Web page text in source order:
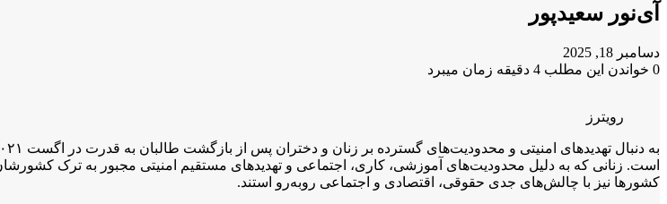
آی‌نور سعیدپور
دسامبر 18, 2025
0 خواندن این مطلب 4 دقیقه زمان میبرد
رویترز
است. زنانی که به دلیل محدودیت‌های آموزشی، کاری، اجتماعی و تهدیدهای مستقیم امنیتی مجبور به ترک
کشورها نیز با چالش‌های جدی حقوقی، اقتصادی و اجتماعی روبه‌رو استند.